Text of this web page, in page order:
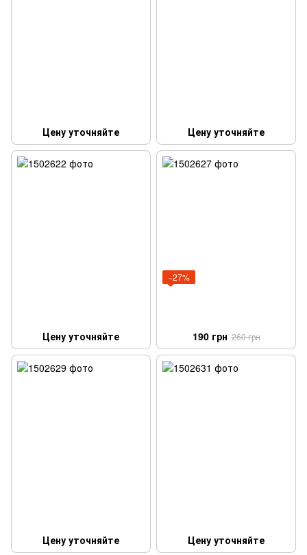
Цену уточняйте Цену уточняйте
Цену уточняйте
−27%
190 грн 260 грн
Цену уточняйте Цену уточняйте